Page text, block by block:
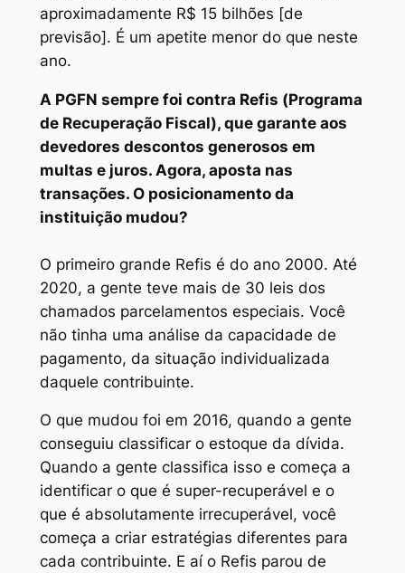
aproximadamente R$ 15 bilhões [de
previsão]. É um apetite menor do que neste
ano.
A PGFN sempre foi contra Refis (Programa
de Recuperação Fiscal), que garante aos
devedores descontos generosos em
multas e juros. Agora, aposta nas
transações. O posicionamento da
instituição mudou?
O primeiro grande Refis é do ano 2000. Até
2020, a gente teve mais de 30 leis dos
chamados parcelamentos especiais. Você
não tinha uma análise da capacidade de
pagamento, da situação individualizada
daquele contribuinte.
O que mudou foi em 2016, quando a gente
conseguiu classificar o estoque da dívida.
Quando a gente classifica isso e começa a
identificar o que é super-recuperável e o
que é absolutamente irrecuperável, você
começa a criar estratégias diferentes para
cada contribuinte. E aí o Refis parou de